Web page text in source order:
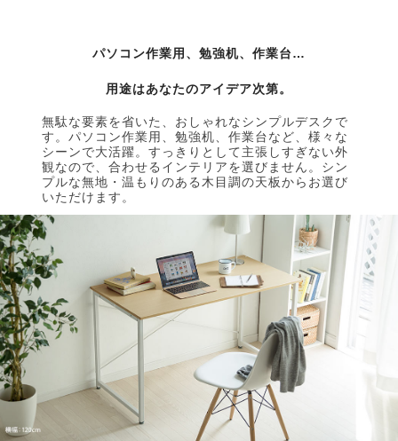
パソコン作業用、勉強机、作業台…
用途はあなたのアイデア次第。
無駄な要素を省いた、おしゃれなシンプルデスクで
す。パソコン作業用、勉強机、作業台など、様々な
シーンで大活躍。すっきりとして主張しすぎない外
観なので、合わせるインテリアを選びません。シン
プルな無地・温もりのある木目調の天板からお選び
いただけます。